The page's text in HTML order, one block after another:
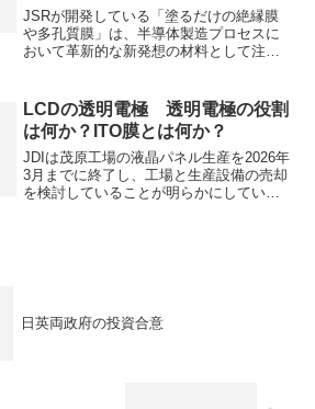
来るのか？
JSRが開発している「塗るだけの絶縁膜
や多孔質膜」は、半導体製造プロセスに
おいて革新的な新発想の材料として注目
プロセスが不要となる大きなメリットが
あります。なぜ塗るだけで成膜できるの
かを知ることができます。
LCDの透明電極 透明電極の役割
は何か？ITO膜とは何か？
JDIは茂原工場の液晶パネル生産を2026年
3月までに終了し、工場と生産設備の売却
を検討していることが明らかにしていま
日英両政府の投資合意